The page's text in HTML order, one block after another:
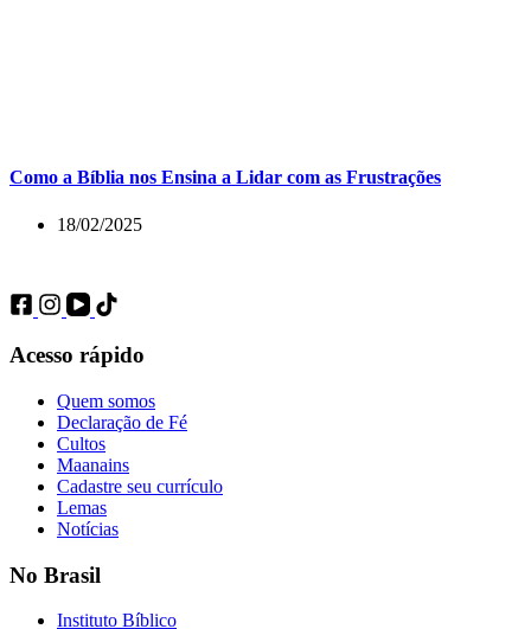
Como a Bíblia nos Ensina a Lidar com as Frustrações
18/02/2025
Acesso rápido
Quem somos
Declaração de Fé
Cultos
Maanains
Cadastre seu currículo
Lemas
Notícias
No Brasil
Instituto Bíblico